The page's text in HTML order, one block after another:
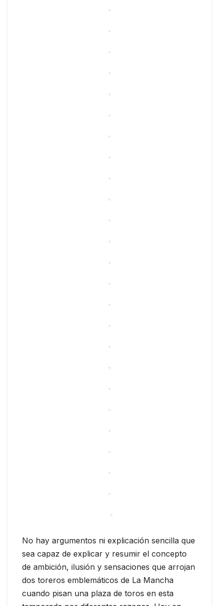
No hay argumentos ni explicación sencilla que
sea capaz de explicar y resumir el concepto
de ambición, ilusión y sensaciones que arrojan
dos toreros emblemáticos de La Mancha
cuando pisan una plaza de toros en esta